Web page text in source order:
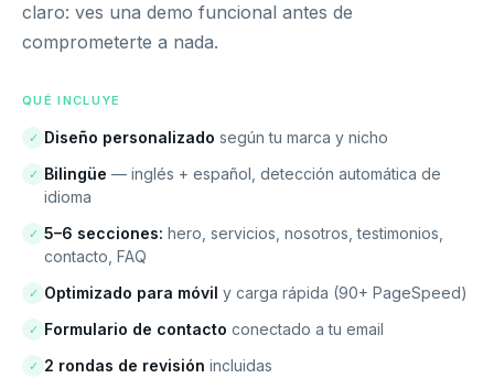
claro: ves una demo funcional antes de
comprometerte a nada.
QUÉ INCLUYE
✓ Diseño personalizado según tu marca y nicho
✓ Bilingüe — inglés + español, detección automática de
idioma
✓ 5–6 secciones: hero, servicios, nosotros, testimonios,
contacto, FAQ
✓ Optimizado para móvil y carga rápida (90+ PageSpeed)
✓ Formulario de contacto conectado a tu email
✓ 2 rondas de revisión incluidas